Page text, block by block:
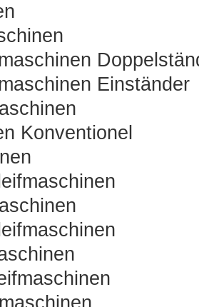
Einständer
Konventionel